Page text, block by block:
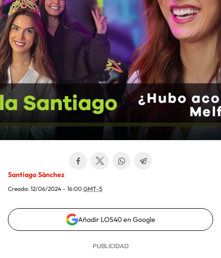
Santiago Sánchez
Creada: 12/06/2024 - 16:00 GMT-5
Añadir LOS40 en Google